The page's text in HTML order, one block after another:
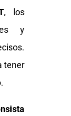
, los
y
tener